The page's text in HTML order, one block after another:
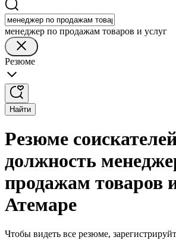
менеджер по продажам товаров и услуг
Резюме
Найти
Резюме
должность
продажам товаров
Атемаре
Чтобы видеть все резюме,